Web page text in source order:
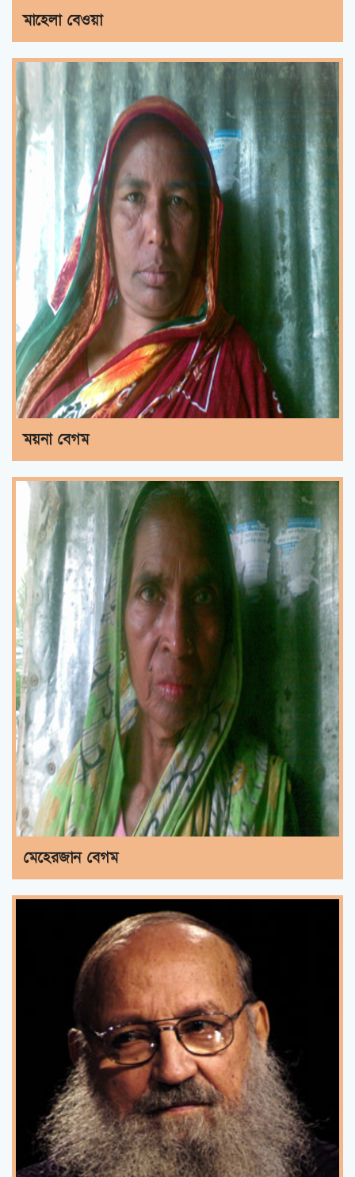
মাহেলা বেওয়া
ময়না বেগম
মেহেরজান বেগম